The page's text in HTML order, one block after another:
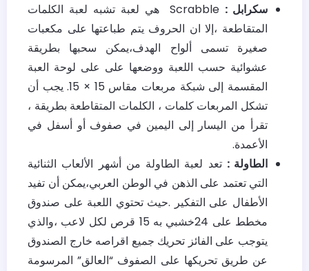
سكرابل :
Scrabble هي لعبة تشبه لعبة الكلمات
المتقاطعة ،إلا ان الحروف يتم طباعتها على مكعبات
صغيرة تسمى ألواح الهدف،يمكن سحبها بطريقة
عشوائية حسب اللعبة ووضعها على على لوحة العبة
المقسمة إلى شبكة مربعات مقاس 15 × 15. يجب أن
تشكل المربعات كلمات ، الكلمات المتقاطعة بطريقة ،
تقرأ من اليسار إلى اليمين في صفوف أو أسفل في
الأعمدة.
الطاولة : تعد لعبة الطاولة من أشهر الألعاب الثنائية
التي تعتمد على الذهن في الوطن العربي،يمكن أن تفيد
الأطفال على التفكير .حيث تحتوي اللعبة على صندوق
مخطط على 24خشبي به 15 قرص لكل لاعب ،والذي
يتوجب على الفائز تحريك جميع اقراصه خارج الصندوق
عن طريق تحريكها على الصفوف “العالق” المرسومة